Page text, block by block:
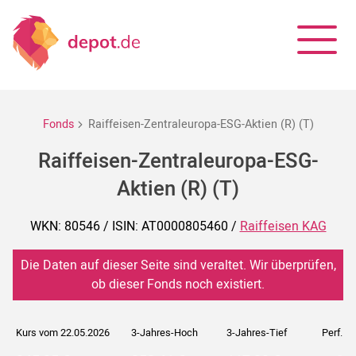
Fonds Raiffeisen-Zentraleuropa-ESG-Aktien (R) (T)
Raiffeisen-Zentraleuropa-ESG-
Aktien (R) (T)
WKN: 80546 / ISIN: AT0000805460 /Raiffeisen KAG
Die Daten auf dieser Seite sind veraltet. Wir überprüfen,
ob dieser Fonds noch existiert.
Kurs vom 22.05.2026 3-Jahres-Hoch 3-Jahres-Tief Perf. 5J